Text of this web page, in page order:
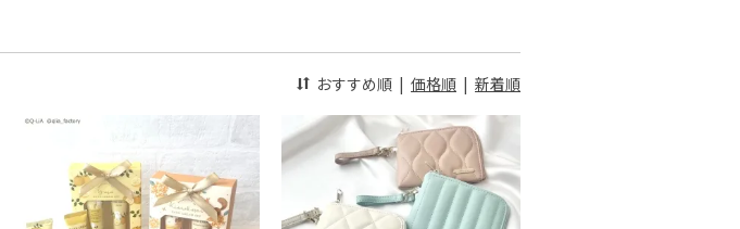
おすすめ順 | 価格順 | 新着順